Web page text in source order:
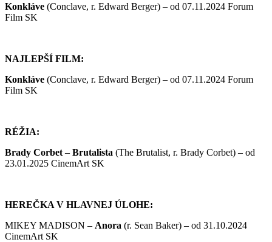
Konkláve (Conclave, r. Edward Berger) – od 07.11.2024 Forum
Film SK
NAJLEPŠÍ FILM:
Konkláve (Conclave, r. Edward Berger) – od 07.11.2024 Forum
Film SK
RÉŽIA:
Brady Corbet – Brutalista (The Brutalist, r. Brady Corbet) – od
23.01.2025 CinemArt SK
HEREČKA V HLAVNEJ ÚLOHE:
MIKEY MADISON – Anora (r. Sean Baker) – od 31.10.2024
CinemArt SK